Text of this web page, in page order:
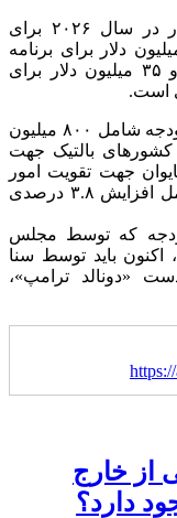
این لایحه همچنین شامل ۵۰۰ میلیون دلار در سال ۲۰۲۶ برای
در پدافند موشکی، علاوه بر ۸۰ میلیون دلار برای برنامه
تونل مشترک آمریکا و رژیم صهیونیستی و ۳۵ میلیون دلار برای
است.
علاوه بر حمایت از رژیم صهیونیستی، این بودجه شامل ۸۰۰ میلیون
دلار برای کشورهای بالتیک جهت
جهت تقویت امور
دفاعی نیز می‌شود. این بودجه همچنین شامل افزایش ۳.۸ درصدی
که توسط مجلس
اکنون باید توسط سنا
«دونالد ترامپ»،
از خارج
دارد؟